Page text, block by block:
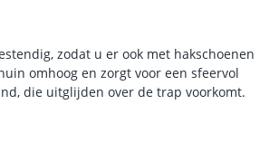
zodat u er ook met hakschoenen
omhoog en zorgt voor een sfeervol
die uitglijden over de trap voorkomt.